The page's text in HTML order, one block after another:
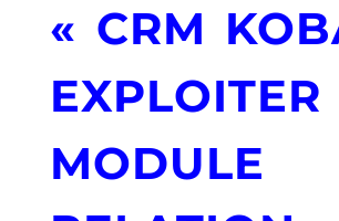
« CRM
MODULE